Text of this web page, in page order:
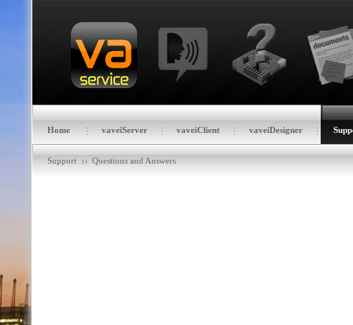
Home vaveiServer vaveiClient vaveiDesigner
Support Questions and Answers